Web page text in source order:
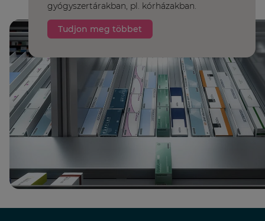
gyógyszertárakban, pl. kórházakban.
Tudjon meg többet